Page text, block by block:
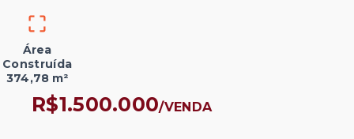
Área
Construída
374,78 m²
R$1.500.000/VENDA